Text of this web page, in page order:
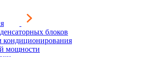
блоков
кондиционирования
мощности